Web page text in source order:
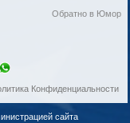
Обратно в Юмор
Конфиденциальности
сайта